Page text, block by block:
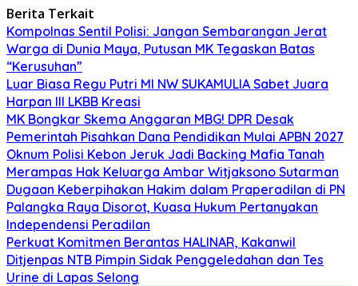
Berita Terkait
Kompolnas Sentil Polisi: Jangan Sembarangan Jerat
Warga di Dunia Maya, Putusan MK Tegaskan Batas
“Kerusuhan”
Luar Biasa Regu Putri MI NW SUKAMULIA Sabet Juara
Harpan III LKBB Kreasi
MK Bongkar Skema Anggaran MBG! DPR Desak
Pemerintah Pisahkan Dana Pendidikan Mulai APBN 2027
Oknum Polisi Kebon Jeruk Jadi Backing Mafia Tanah
Merampas Hak Keluarga Ambar Witjaksono Sutarman
Dugaan Keberpihakan Hakim dalam Praperadilan di PN
Palangka Raya Disorot, Kuasa Hukum Pertanyakan
Independensi Peradilan
Perkuat Komitmen Berantas HALINAR, Kakanwil
Ditjenpas NTB Pimpin Sidak Penggeledahan dan Tes
Urine di Lapas Selong